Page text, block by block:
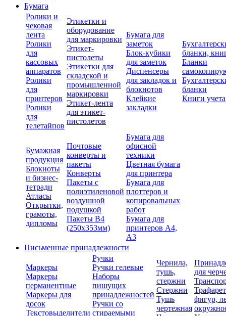
Бумага
Ролики и
чековая
лента
Ролики
для
кассовых
аппаратов
Ролики
для
принтеров
Ролики
для
телетайпов
Этикетки и
оборудование
для маркировки
Этикет-
пистолеты
Этикетки для
складской и
промышленной
маркировки
Этикет-лента
для этикет-
пистолетов
Бумага для
заметок
Блок-кубики
для заметок
Диспенсеры
для закладок и
блокнотов
Клейкие
закладки
бланки,
Бланки
бланки
Книги учета
Бумажная
продукция
Блокноты
и бизнес-
тетради
Атласы
Открытки,
грамоты,
дипломы
Почтовые
конверты и
пакеты
Конверты
Пакеты с
полиэтиленовой
воздушной
подушкой
Пакеты В4
(250х353мм)
Бумага для
офисной
техники
Цветная бумага
для принтера
Бумага для
плоттеров и
копировальных
работ
Бумага для
принтеров А4,
А3
Письменные принадлежности
Маркеры
Маркеры
перманентные
Маркеры для
досок
Текстовыделители
Ручки
Ручки гелевые
Наборы
пишущих
принадлежностей
Ручки со
стираемыми
Чернила,
тушь,
стержни
Стержни
Тушь
чертежная
для
фигур,